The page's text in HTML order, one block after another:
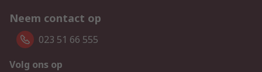
Neem contact op
023 51 66 555
Volg ons op